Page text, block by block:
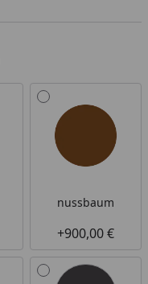
nussbaum
+900,00 €